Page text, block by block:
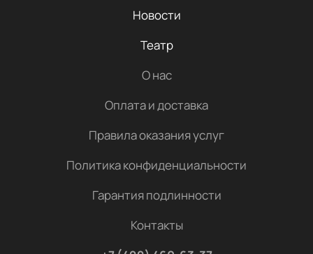
Новости
Театр
О нас
Оплата и доставка
Правила оказания услуг
Политика конфиденциальности
Гарантия подлинности
Контакты